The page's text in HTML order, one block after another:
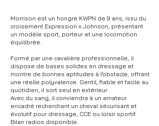
Morrison est un hongre KWPN de 9 ans, issu du
croisement Expression x Johnson, présentant
un modèle sport, porteur et une locomotion
équilibrée.
Formé par une cavalière professionnelle, il
dispose de bases solides en dressage et
montre de bonnes aptitudes à l’obstacle, offrant
une réelle polyvalence. Gentil, fiable et facile au
quotidien, il sort seul en extérieur.
Avec du sang, il conviendra à un amateur
encadré recherchant un cheval sécurisant et
évolutif pour dressage, CCE ou loisir sportif.
Bilan radios disponible.